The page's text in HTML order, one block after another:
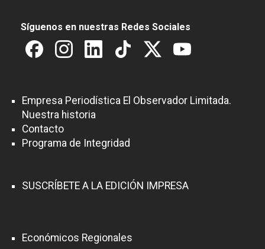
Síguenos en nuestras Redes Sociales
Empresa Periodística El Observador Limitada.
Nuestra historia
Contacto
Programa de Integridad
SUSCRÍBETE A LA EDICIÓN IMPRESA
Económicos Regionales